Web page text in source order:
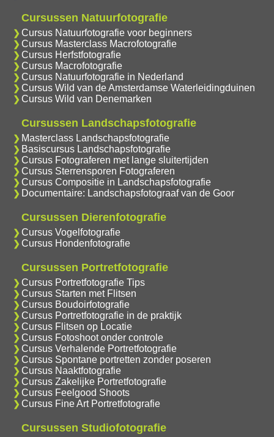
Cursussen Natuurfotografie
Cursus Natuurfotografie voor beginners
Cursus Masterclass Macrofotografie
Cursus Herfstfotografie
Cursus Macrofotografie
Cursus Natuurfotografie in Nederland
Cursus Wild van de Amsterdamse Waterleidingduinen
Cursus Wild van Denemarken
Cursussen Landschapsfotografie
Masterclass Landschapsfotografie
Basiscursus Landschapsfotografie
Cursus Fotograferen met lange sluitertijden
Cursus Sterrensporen Fotograferen
Cursus Compositie in Landschapsfotografie
Documentaire: Landschapsfotograaf van de Goor
Cursussen Dierenfotografie
Cursus Vogelfotografie
Cursus Hondenfotografie
Cursussen Portretfotografie
Cursus Portretfotografie Tips
Cursus Starten met Flitsen
Cursus Boudoirfotografie
Cursus Portretfotografie in de praktijk
Cursus Flitsen op Locatie
Cursus Fotoshoot onder controle
Cursus Verhalende Portretfotografie
Cursus Spontane portretten zonder poseren
Cursus Naaktfotografie
Cursus Zakelijke Portretfotografie
Cursus Feelgood Shoots
Cursus Fine Art Portretfotografie
Cursussen Studiofotografie